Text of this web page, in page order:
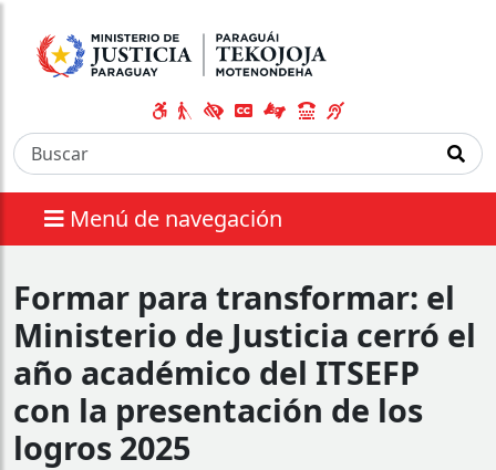
Menú de navegación
Formar para transformar: el
Ministerio de Justicia cerró el
año académico del ITSEFP
con la presentación de los
logros 2025